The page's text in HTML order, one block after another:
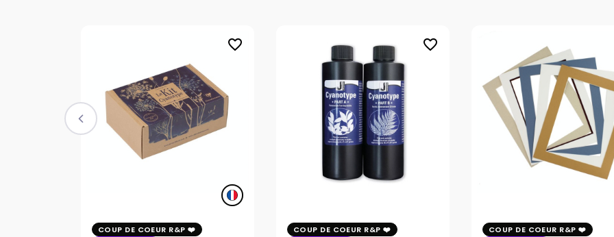
favorite_border
COUP DE COEUR R&P
favorite_border
COUP DE COEUR R&P
COUP DE COEUR R&P